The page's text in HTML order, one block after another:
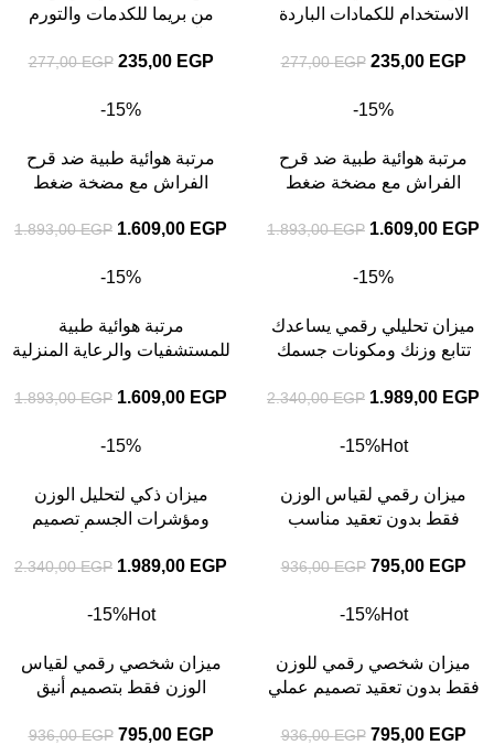
من بريما للكدمات والتورم
277,00EGP 235,00 EGP
الاستخدام للكمادات الباردة
277,00EGP 235,00 EGP
-15%
مرتبة هوائية طبية ضد قرح
الفراش مع مضخة ضغط
1.893,00EGP 1.609,00 EGP
-15%
مرتبة هوائية طبية ضد قرح
الفراش مع مضخة ضغط
1.893,00EGP 1.609,00 EGP
-15%
مرتبة هوائية طبية
للمستشفيات والرعاية المنزلية
1.893,00EGP 1.609,00 EGP
-15%
ميزان تحليلي رقمي يساعدك
تتابع وزنك ومكونات جسمك
2.340,00EGP 1.989,00 EGP
-15%
ميزان ذكي لتحليل الوزن
ومؤشرات الجسم تصميم
بالصحة
2.340,00EGP 1.989,00 EGP
-15%Hot
ميزان رقمي لقياس الوزن
فقط بدون تعقيد مناسب
المنزل
936,00EGP 795,00 EGP
-15%Hot
ميزان شخصي رقمي لقياس
الوزن فقط بتصميم أنيق
المنزلي
936,00EGP 795,00 EGP
-15%Hot
ميزان شخصي رقمي للوزن
فقط بدون تعقيد تصميم عملي
936,00EGP 795,00 EGP